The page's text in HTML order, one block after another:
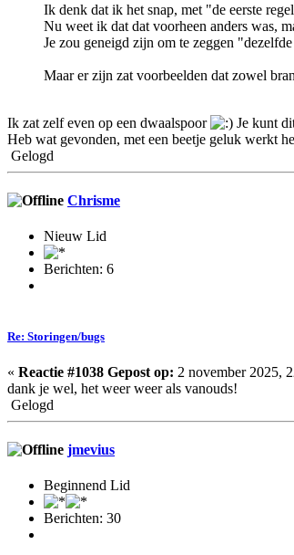
Ik denk dat ik het snap, met "de eerste
Nu weet ik dat dat voorheen anders was,
Je zou geneigd zijn om te zeggen
Maar er zijn zat voorbeelden dat zowel
Ik zat zelf even op een dwaalspoor
Je kunt
Heb wat gevonden, met een beetje geluk werkt
Gelogd
Chrisme
Nieuw Lid
Berichten: 6
Re: Storingen/bugs
« Reactie #1038 Gepost op: 2 november 2025,
dank je wel, het weer weer als vanouds!
Gelogd
jmevius
Beginnend Lid
Berichten: 30